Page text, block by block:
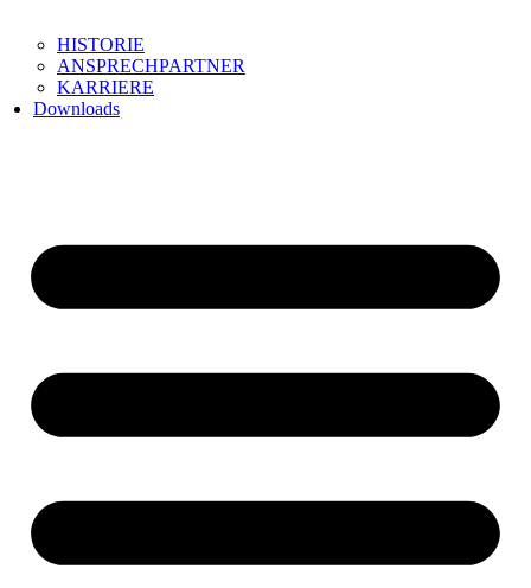
HISTORIE
ANSPRECHPARTNER
KARRIERE
Downloads